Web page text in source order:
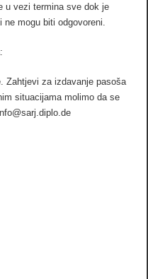
u vezi termina sve dok je
mogu biti odgovoreni.
Zahtjevi za izdavanje pasoša
situacijama molimo da se